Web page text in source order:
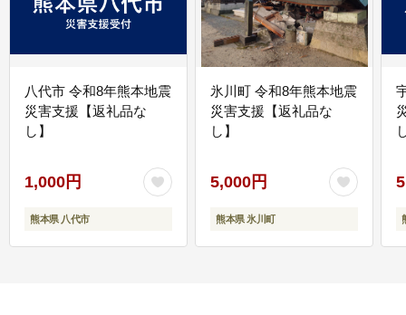
八代市 令和8年熊本地震
災害支援【返礼品な
し】
1,000円
熊本県 八代市
氷川町 令和8年熊本地震
災害支援【返礼品な
し】
5,000円
熊本県 氷川町